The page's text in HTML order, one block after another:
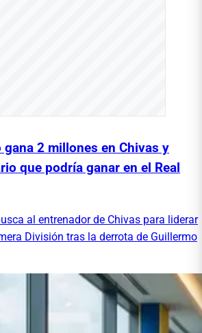
2 millones en Chivas y
que podría ganar en el Real
al entrenador de Chivas para liderar
División tras la derrota de Guillermo